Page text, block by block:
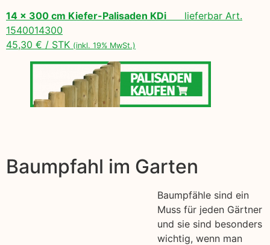
14 x 300 cm Kiefer-Palisaden KDi lieferbar Art.
1540014300
45,30 € / STK (inkl. 19% MwSt.)
Baumpfahl im Garten
Baumpfähle sind ein
Muss für jeden Gärtner
und sie sind besonders
wichtig, wenn man